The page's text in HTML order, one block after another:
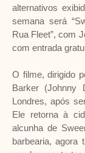
alternativos
semana será
Rua Fleet”, com
com entrada
O filme, dirigido
Barker (Johnny
Londres, após
Ele retorna à
alcunha de
barbearia, agora